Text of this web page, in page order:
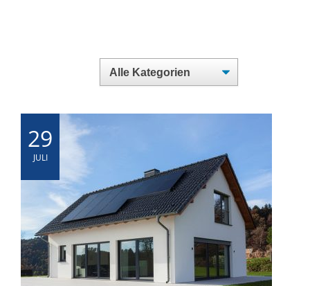
29
JULI